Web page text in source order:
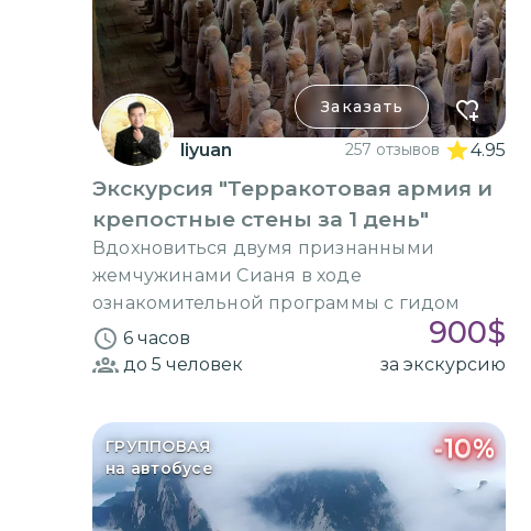
Заказать
liyuan 257 отзывов 4.95
Экскурсия "Терракотовая армия и
крепостные стены за 1 день"
Вдохновиться двумя признанными
жемчужинами Сианя в ходе
ознакомительной программы с гидом
6 часов
900$
до 5 человек за экскурсию
ГРУППОВАЯ
на автобусе
-10%